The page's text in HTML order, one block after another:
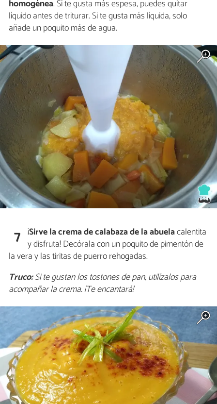
homogénea. Si te gusta más espesa, puedes quitar
líquido antes de triturar. Si te gusta más líquida, solo
añade un poquito más de agua.
7 ¡Sirve la crema de calabaza de la abuelacalentita
y disfruta! Decórala con un poquito de pimentón de
la vera y las tiritas de puerro rehogadas.
Truco:Si te gustan los tostones de pan, utilízalos para
acompañar la crema. ¡Te encantará!